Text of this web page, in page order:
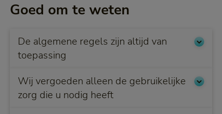
Goed om te weten
De algemene regels zijn altijd van
toepassing
Wij vergoeden alleen de gebruikelijke
zorg die u nodig heeft